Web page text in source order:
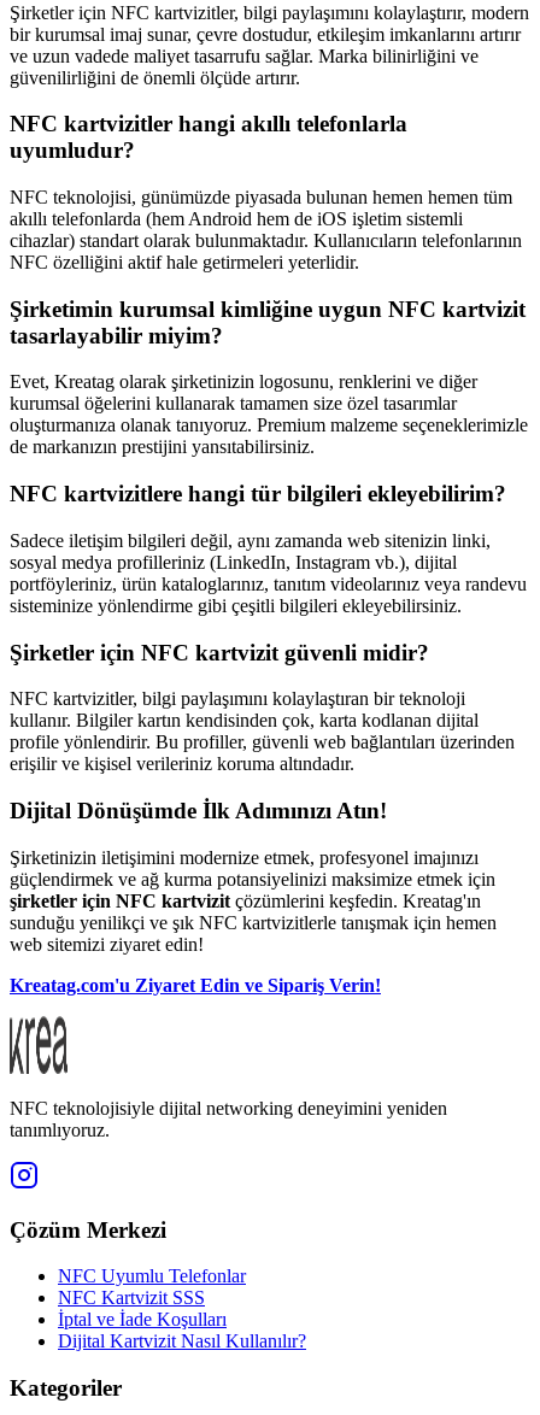
Şirketler için NFC kartvizitler, bilgi paylaşımını kolaylaştırır, modern
bir kurumsal imaj sunar, çevre dostudur, etkileşim imkanlarını artırır
ve uzun vadede maliyet tasarrufu sağlar. Marka bilinirliğini ve
güvenilirliğini de önemli ölçüde artırır.
NFC kartvizitler hangi akıllı telefonlarla
uyumludur?
NFC teknolojisi, günümüzde piyasada bulunan hemen hemen tüm
akıllı telefonlarda (hem Android hem de iOS işletim sistemli
cihazlar) standart olarak bulunmaktadır. Kullanıcıların telefonlarının
NFC özelliğini aktif hale getirmeleri yeterlidir.
Şirketimin kurumsal kimliğine uygun NFC kartvizit
tasarlayabilir miyim?
Evet, Kreatag olarak şirketinizin logosunu, renklerini ve diğer
kurumsal öğelerini kullanarak tamamen size özel tasarımlar
oluşturmanıza olanak tanıyoruz. Premium malzeme seçeneklerimizle
de markanızın prestijini yansıtabilirsiniz.
NFC kartvizitlere hangi tür bilgileri ekleyebilirim?
Sadece iletişim bilgileri değil, aynı zamanda web sitenizin linki,
sosyal medya profilleriniz (LinkedIn, Instagram vb.), dijital
portföyleriniz, ürün kataloglarınız, tanıtım videolarınız veya randevu
sisteminize yönlendirme gibi çeşitli bilgileri ekleyebilirsiniz.
Şirketler için NFC kartvizit güvenli midir?
NFC kartvizitler, bilgi paylaşımını kolaylaştıran bir teknoloji
kullanır. Bilgiler kartın kendisinden çok, karta kodlanan dijital
profile yönlendirir. Bu profiller, güvenli web bağlantıları üzerinden
erişilir ve kişisel verileriniz koruma altındadır.
Dijital Dönüşümde İlk Adımınızı Atın!
Şirketinizin iletişimini modernize etmek, profesyonel imajınızı
güçlendirmek ve ağ kurma potansiyelinizi maksimize etmek için
şirketler için NFC kartvizit çözümlerini keşfedin. Kreatag'ın
sunduğu yenilikçi ve şık NFC kartvizitlerle tanışmak için hemen
web sitemizi ziyaret edin!
Kreatag.com'u Ziyaret Edin ve Sipariş Verin!
NFC teknolojisiyle dijital networking deneyimini yeniden
tanımlıyoruz.
Çözüm Merkezi
NFC Uyumlu Telefonlar
NFC Kartvizit SSS
İptal ve İade Koşulları
Dijital Kartvizit Nasıl Kullanılır?
Kategoriler